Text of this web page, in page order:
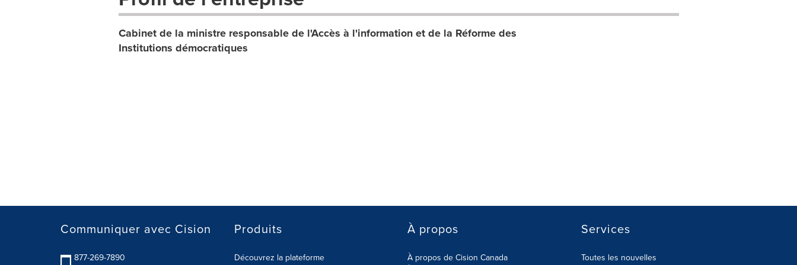
Cabinet de la ministre responsable de l'Accès à l'information et de la Réforme des
Institutions démocratiques
Communiquer avec Cision
877-269-7890
Produits
Découvrez la plateforme
À propos
À propos de Cision Canada
Services
Toutes les nouvelles